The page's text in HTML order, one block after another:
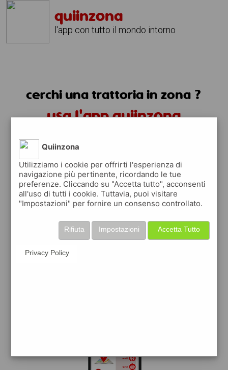
quiinzona
l'app con tutto il mondo intorno
cerchi una trattoria in zona ?
usa l'app quiinzona
trattorie in zona
trovi le trattorie in zona e tutti i posti
dove mangiare vicino a te
Quiinzona
Utilizziamo i cookie per offrirti l'esperienza di
navigazione più pertinente, ricordando le tue
preferenze. Cliccando su "Accetta tutto", acconsenti
all'uso di tutti i cookie. Tuttavia, puoi visitare
"Impostazioni" per fornire un consenso controllato.
Accetta Tutto
Impostazioni
Rifiuta
Privacy Policy